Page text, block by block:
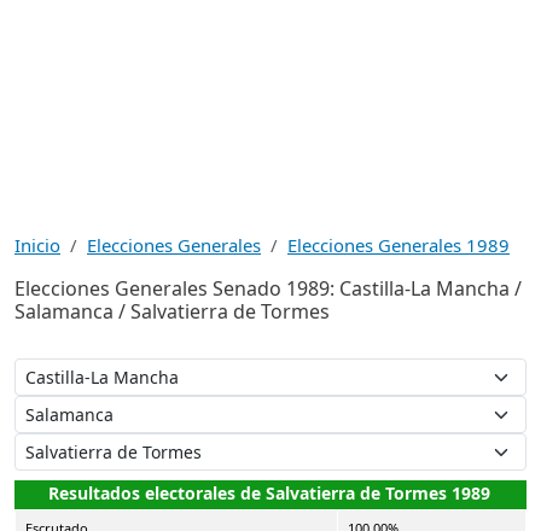
Inicio Elecciones Generales Elecciones Generales 1989
Elecciones Generales Senado 1989: Castilla-La Mancha /
Salamanca / Salvatierra de Tormes
Resultados electorales de Salvatierra de Tormes 1989